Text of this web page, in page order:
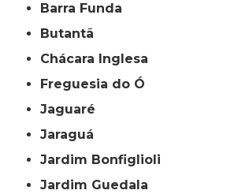
Barra Funda
Butantã
Chácara Inglesa
Freguesia do Ó
Jaguaré
Jaraguá
Jardim Bonfiglioli
Jardim Guedala